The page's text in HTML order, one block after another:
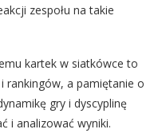
zespołu na takie
kartek w siatkówce to
rankingów, a pamiętanie o
gry i dyscyplinę
i analizować wyniki.